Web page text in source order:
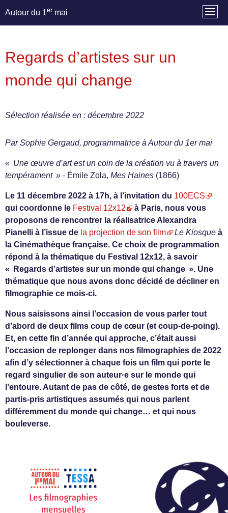
Autour du 1er mai
Regards d’artistes sur un
monde qui change
Sélection réalisée en : décembre 2022
Par Sophie Gergaud, programmatrice à Autour du 1er mai
« Une œuvre d’art est un coin de la création vu à travers un
tempérament » - Émile Zola, Mes Haines (1866)
Le 11 décembre 2022 à 17h, à l’invitation du 100ECS
qui coordonne le Festival 12x12
à Paris, nous vous
proposons de rencontrer la réalisatrice Alexandra
Pianelli à l’issue de la projection de son film Le Kiosque à
la Cinémathèque française. Ce choix de programmation
répond à la thématique du Festival 12x12, à savoir
« Regards d’artistes sur un monde qui change ». Une
thématique que nous avons donc décidé de décliner en
filmographie ce mois-ci.
Nous saisissons ainsi l’occasion de vous parler tout
d’abord de deux films coup de cœur (et coup-de-poing).
Et, en cette fin d’année qui approche, c’était aussi
l’occasion de replonger dans nos filmographies de 2022
afin d’y sélectionner à chaque fois un film qui porte le
regard singulier de son auteur·e sur le monde qui
l’entoure. Autant de pas de côté, de gestes forts et de
partis-pris artistiques assumés qui nous parlent
différemment du monde qui change… et qui nous
bouleverse.